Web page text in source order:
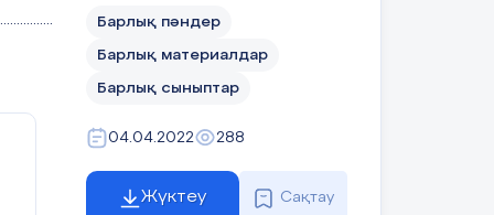
Барлық пәндер
Барлық материалдар
Барлық сыныптар
04.04.2022 288
Жүктеу Сақтау